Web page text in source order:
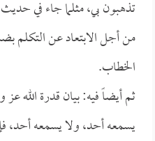
تذهبون بي، مثلما جاء في
من أجل الابتعاد عن التكلم
الخطاب.
ثم أيضاً فيه: بيان قدرة الله
يسمعه أحد، ولا يسمعه